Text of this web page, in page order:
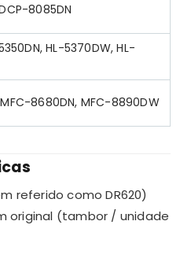
8085DN
HL-5370DW, HL-
8680DN, MFC-8890DW
referido como DR620)
original (tambor / unidade